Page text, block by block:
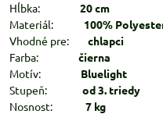
Hĺbka:
20 cm
Materiál:
100%
Vhodné pre:
chlapci
Farba:
čierna
Motív:
Bluelight
Stupeň:
od 3. triedy
Nosnost:
7 kg